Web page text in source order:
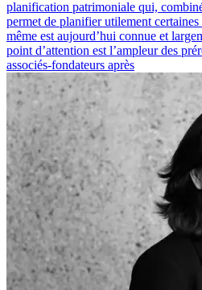
planification patrimoniale qui,
permet de planifier utilement
même est aujourd’hui connue et
point d’attention est l’ampleur des
associés-fondateurs après